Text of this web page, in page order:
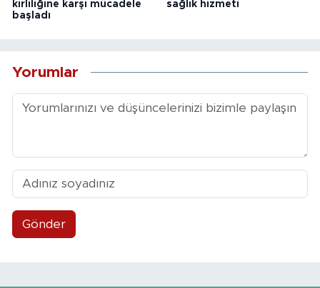
kirliliğine karşı mücadele
başladı
sağlık hizmeti
Yorumlar
Gönder